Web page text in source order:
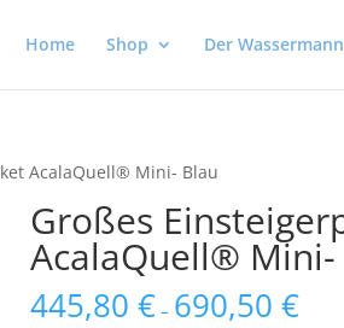
Home Shop Der
AcalaQuell® Mini- Blau
Großes
AcalaQuell® Mini-
445,80€ – 690,50€